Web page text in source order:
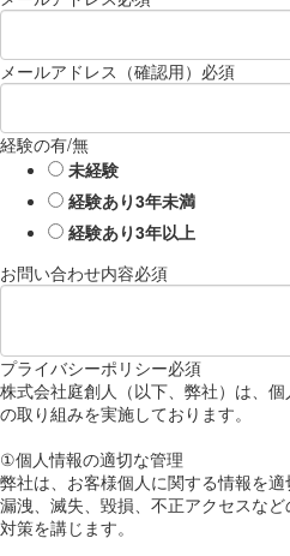
メールアドレス（確認用） 必須
経験の有/無
未経験
経験あり3年未満
経験あり3年以上
お問い合わせ内容必須
プライバシーポリシー必須
株式会社庭創人（以下、弊社）は、
の取り組みを実施しております。
①個人情報の適切な管理
弊社は、お客様個人に関する情報を
漏洩、滅失、毀損、不正アクセスな
対策を講じます。